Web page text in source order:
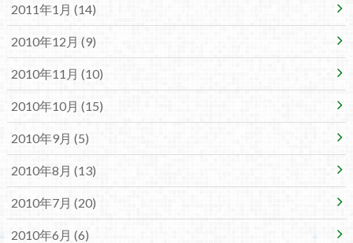
2011年1月 (14)
2010年12月 (9)
2010年11月 (10)
2010年10月 (15)
2010年9月 (5)
2010年8月 (13)
2010年7月 (20)
2010年6月 (6)